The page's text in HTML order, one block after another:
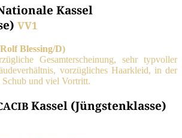
Kassel
VV1
Blessing/D)
Gesamt­erschei­nung, sehr typ­vol­ler
vor­züg­li­ches Haar­kleid, in der
und viel Vortritt.
Kassel (Jüngstenklasse)